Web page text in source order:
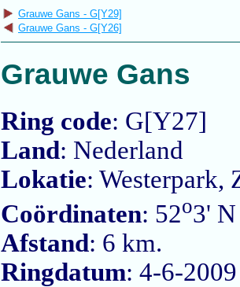
Grauwe Gans - G[Y29]
Grauwe Gans - G[Y26]
Grauwe Gans
Ring code: G[Y27]
Land: Nederland
Lokatie: Westerpark,
Coördinaten: 52o3'
Afstand: 6 km.
Ringdatum: 4-6-2009